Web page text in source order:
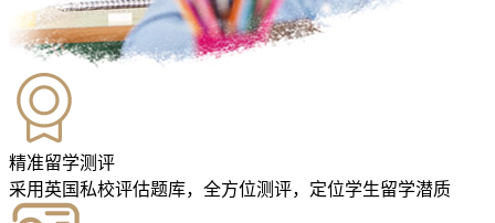
精准留学测评
采用英国私校评估题库，全方位测评，定位学生留学潜质